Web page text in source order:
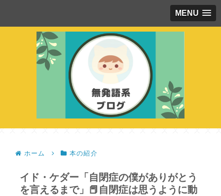
MENU
ホーム 本の紹介
イド・ケダー「自閉症の僕がありがとう
を言えるまで」📕自閉症は思うように動